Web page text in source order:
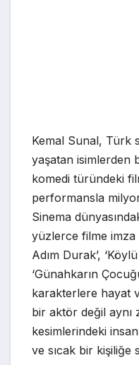
Kemal Sunal, Türk
yaşatan isimlerden
komedi türündeki
performansla
Sinema
yüzlerce filme
Adım Durak’,
‘Günahkarın
karakterlere hayat
bir aktör değil aynı
kesimlerindeki
ve sıcak bir kişiliğe